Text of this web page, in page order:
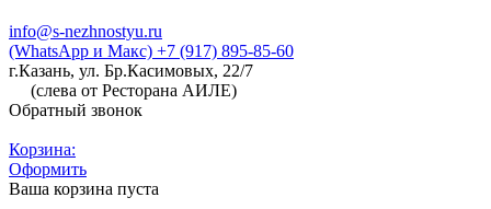
info@s-nezhnostyu.ru
(WhatsApp и Макс) +7 (917) 895-85-60
г.Казань, ул. Бр.Касимовых, 22/7
(слева от Ресторана АИЛЕ)
Обратный звонок
Корзина:
Оформить
Ваша корзина пуста